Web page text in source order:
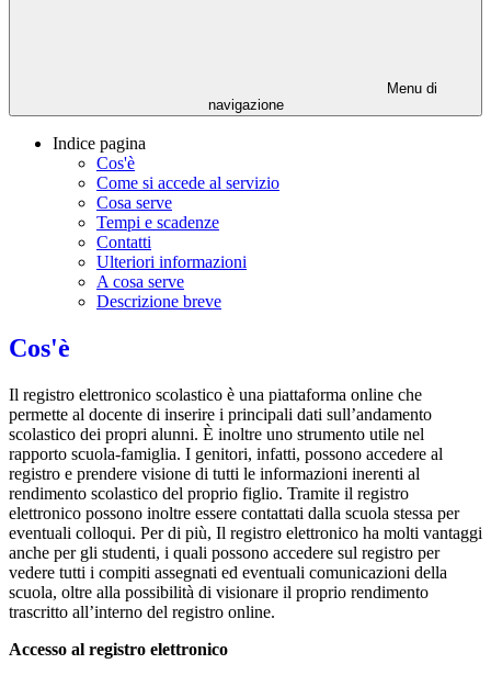
Menu di
navigazione
Indice pagina
Cos'è
Come si accede al servizio
Cosa serve
Tempi e scadenze
Contatti
Ulteriori informazioni
A cosa serve
Descrizione breve
Cos'è
Il registro elettronico scolastico è una piattaforma online che
permette al docente di inserire i principali dati sull’andamento
scolastico dei propri alunni. È inoltre uno strumento utile nel
rapporto scuola-famiglia. I genitori, infatti, possono accedere al
registro e prendere visione di tutti le informazioni inerenti al
rendimento scolastico del proprio figlio. Tramite il registro
elettronico possono inoltre essere contattati dalla scuola stessa per
eventuali colloqui. Per di più, Il registro elettronico ha molti vantaggi
anche per gli studenti, i quali possono accedere sul registro per
vedere tutti i compiti assegnati ed eventuali comunicazioni della
scuola, oltre alla possibilità di visionare il proprio rendimento
trascritto all’interno del registro online.
Accesso al registro elettronico